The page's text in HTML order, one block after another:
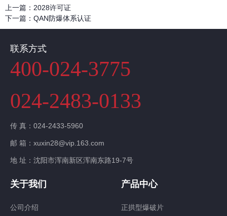
上一篇： 2028许可证
下一篇： QAN防爆体系认证
联系方式
400-024-3775
024-2483-0133
传 真：024-2433-5960
邮 箱：xuxin28@vip.163.com
地 址：沈阳市浑南新区浑南东路19-7号
关于我们
公司介绍
产品中心
正拱型爆破片